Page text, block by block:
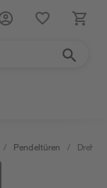
/ Pendeltüren /